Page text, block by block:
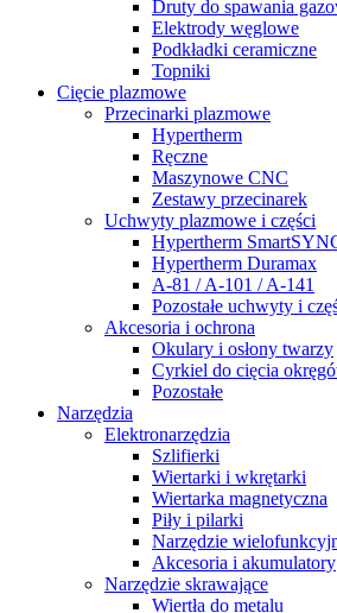
Druty do spawania
Elektrody węglowe
Podkładki ceramiczne
Topniki
Cięcie plazmowe
Przecinarki plazmowe
Hypertherm
Ręczne
Maszynowe CNC
Zestawy przecinarek
Uchwyty plazmowe i części
Hypertherm
Hypertherm Duramax
A-81 / A-101 / A-141
Pozostałe uchwyty i
Akcesoria i ochrona
Okulary i osłony twarzy
Cyrkiel do cięcia
Pozostałe
Narzędzia
Elektronarzędzia
Szlifierki
Wiertarki i wkrętarki
Wiertarka magnetyczna
Piły i pilarki
Narzędzie
Akcesoria i akumulatory
Narzędzie skrawające
Wiertła do metalu